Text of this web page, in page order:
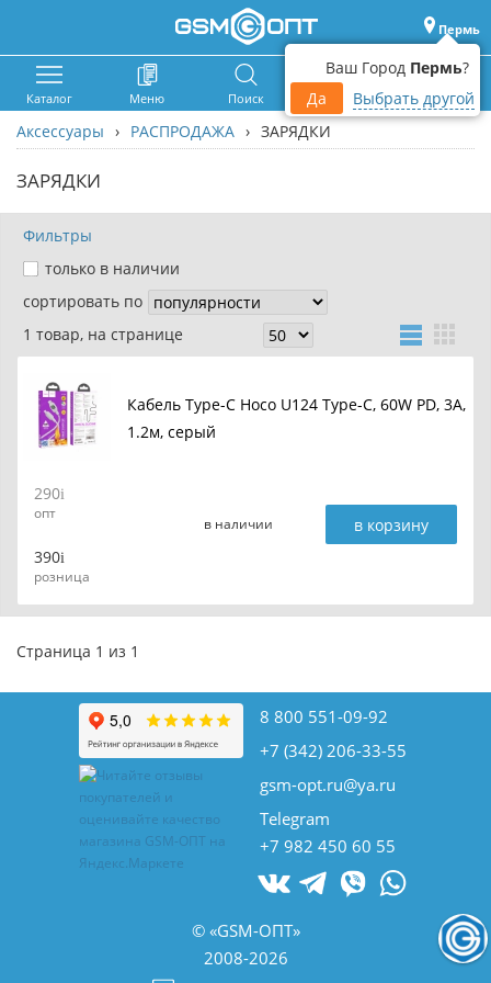
Ваш Город Пермь?
Да
Выбрать другой
Пермь
Каталог Меню Поиск Корзина Войти
Аксессуары › РАСПРОДАЖА › ЗАРЯДКИ
ЗАРЯДКИ
Фильтры
только в наличии
сортировать по
1 товар, на странице
Кабель Type-C Hoco U124 Type-C, 60W PD, 3A,
1.2м, серый
290
опт
390
розница
в наличии в корзину
Страница 1 из 1
8 800 551-09-92
+7 (342) 206-33-55
gsm-opt.ru@ya.ru
Telegram
+7 982 450 60 55
© «GSM-ОПТ»
2008-2026